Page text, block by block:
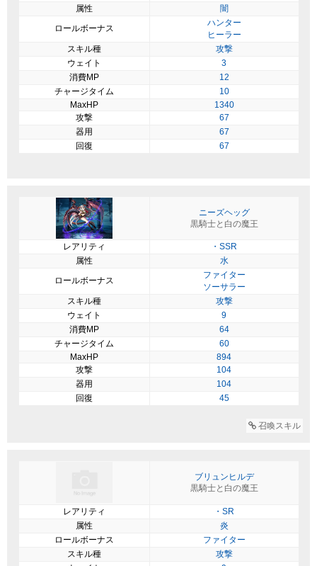
属性
闇
ロールボーナス
ハンター
ヒーラー
スキル種
攻撃
ウェイト
3
消費MP
12
チャージタイム
10
MaxHP
1340
攻撃
67
器用
67
回復
67
ニーズヘッグ
黒騎士と白の魔王
レアリティ
・SSR
属性
水
ロールボーナス
ファイター
ソーサラー
スキル種
攻撃
ウェイト
9
消費MP
64
チャージタイム
60
MaxHP
894
攻撃
104
器用
104
回復
45
召喚スキル
ブリュンヒルデ
黒騎士と白の魔王
レアリティ
・SR
属性
炎
ロールボーナス
ファイター
スキル種
攻撃